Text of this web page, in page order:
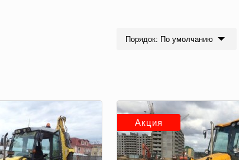
Порядок: По умолчанию
Акция